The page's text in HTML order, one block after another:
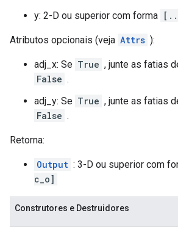
y: 2-D ou superior com forma
Atributos opcionais (veja Attrs ):
adj_x: Se True , junte as fatias
False .
adj_y: Se True , junte as fatias
False .
Retorna:
Output : 3-D ou superior com
c_o]
Construtores e Destruidores